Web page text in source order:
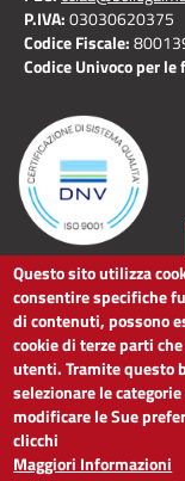
P.IVA:03030620375
Codice Fiscale:
Codice Univoco per
LINK UTILI
Dichiarazione di
Obiettivi di accessibilità
Segnalaci problemi di
Note legali
Privacy
Accesso riservato
Questo sito utilizza
consentire specifiche
di contenuti, possono
cookie di terze parti
utenti. Tramite questo
selezionare le
modificare le Sue
clicchi
Maggiori Informazioni